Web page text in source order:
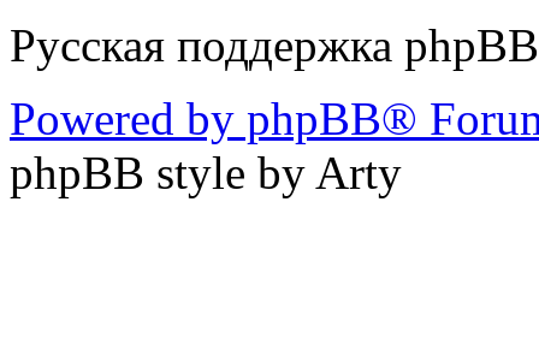
Русская поддержка phpBB
Powered by phpBB®
phpBB style by Arty